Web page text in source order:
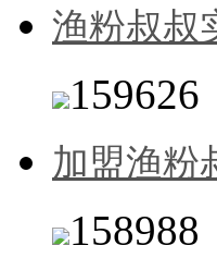
渔粉叔叔
159626
加盟渔粉
158988